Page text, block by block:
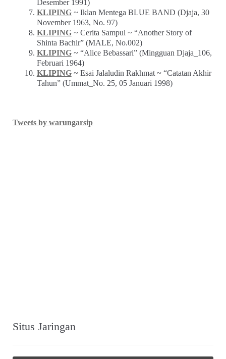
Desember 1991)
KLIPING~ Iklan Mentega BLUE BAND (Djaja, 30
November 1963, No. 97)
KLIPING~ Cerita Sampul ~ “Another Story of
Shinta Bachir” (MALE, No.002)
KLIPING~ “Alice Bebassari” (Mingguan Djaja_106,
Februari 1964)
KLIPING~ Esai Jalaludin Rakhmat ~ “Catatan Akhir
Tahun” (Ummat_No. 25, 05 Januari 1998)
Tweets by warungarsip
Situs Jaringan